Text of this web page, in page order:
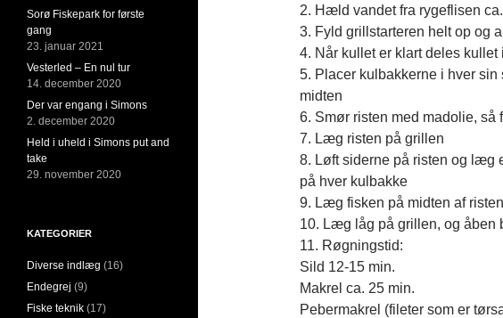
2. Hæld vandet fra rygeflisen
3. Fyld grillstarteren helt op og
4. Når kullet er klart deles kullet
5. Placer kulbakkerne i hver
midten
6. Smør risten med madolie,
7. Læg risten på grillen
8. Løft siderne på risten og læg
på hver kulbakke
9. Læg fisken på midten af
10. Læg låg på grillen, og åben
11. Røgningstid:
Sild 12-15 min.
Makrel ca. 25 min.
Pebermakrel (fileter som er
Sorø Fiskepark for første
gang
23. januar 2021
Vesterled – En nul tur
14. december 2020
Der var engang i Simons
2. december 2020
Held i uheld i Simons put and
take
29. november 2020
KATEGORIER
Diverse indlæg (16)
Endegrej (9)
Fiske teknik (17)